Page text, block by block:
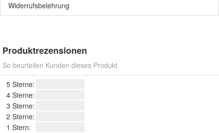
Widerrufsbelehrung
Produktrezensionen
So beurteilen Kunden dieses Produkt.
5 Sterne:
4 Sterne:
3 Sterne:
2 Sterne:
1 Stern: